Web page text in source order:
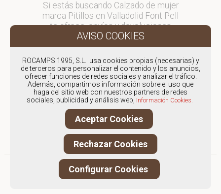
Si estás buscando Calzado de mujer
marca Pitillos en Valladolid Font Pell
te ofrece, envíos y devoluciones
gratuítos a Península y Baleares,
para otros destinos consultar
en comercial@fontpell.com.
Los envíos a Valladolid gestionados
entre semana se entregarán en
menos de 48 horas; los pedidos
realizados en fin de semana, el
producto se enviará a partir del
lunes.
ROCAMPS 1995, S.L. usa cookies propias (necesarias) y
de terceros para personalizar el contenido y los anuncios,
ofrecer funciones de redes sociales y analizar el tráfico.
Además, compartimos información sobre el uso que
haga del sitio web con nuestros partners de redes
sociales, publicidad y análisis web, Información Cookies.
Aceptar Cookies
Rechazar Cookies
Configurar Cookies